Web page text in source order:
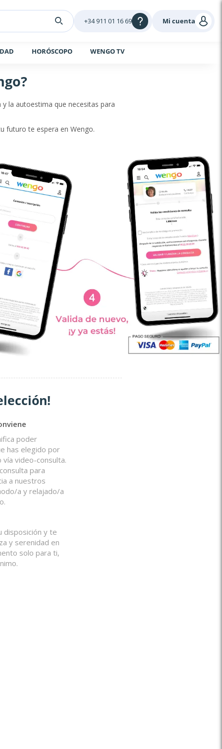
Mi cuenta
+34 911 01 16 69
HORÓSCOPO WENGO TV
la autoestima que necesitas para
futuro te espera en Wengo.
poder
has elegido por
vía video-consulta.
para
a nuestros
a y relajado/a
disposición y te
y serenidad en
solo para ti,